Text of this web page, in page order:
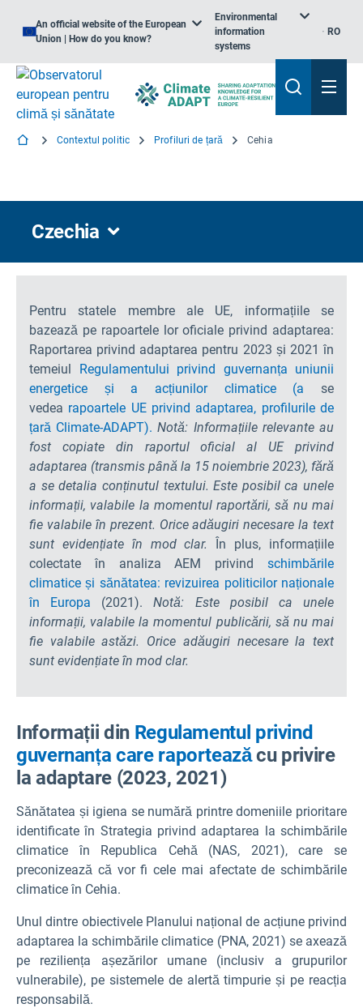
An official website of the European
Union | How do you know?
Environmental
information
systems
RO
Contextul politic Profiluri de țară Cehia
Czechia
Pentru statele membre ale UE, informațiile se
bazează pe rapoartele lor oficiale privind adaptarea:
Raportarea privind adaptarea pentru 2023 și 2021 în
temeiul Regulamentului privind guvernanța uniunii
energetice și a acțiunilor climatice (a
se
vedea rapoartele UE privind adaptarea, profilurile de
țară Climate-ADAPT). Notă: Informațiile relevante au
fost copiate din raportul oficial al UE privind
adaptarea (transmis până la 15 noiembrie 2023), fără
a se detalia conținutul textului. Este posibil ca unele
informații, valabile la momentul raportării, să nu mai
fie valabile în prezent. Orice adăugiri necesare la text
sunt evidențiate în mod clar. În plus, informațiile
colectate în analiza AEM privind schimbările
climatice și sănătatea: revizuirea politicilor naționale
în Europa (2021).Notă: Este posibil ca unele
informații, valabile la momentul publicării, să nu mai
fie valabile astăzi. Orice adăugiri necesare la text
sunt evidențiate în mod clar.
Informații din Regulamentul privind
guvernanța care raporteazăcu privire
la adaptare (2023, 2021)
Sănătatea și igiena se numără printre domeniile prioritare
identificate în Strategia privind adaptarea la schimbările
climatice în Republica Cehă (NAS, 2021), care se
preconizează că vor fi cele mai afectate de schimbările
climatice în Cehia.
Unul dintre obiectivele Planului național de acțiune privind
adaptarea la schimbările climatice (PNA, 2021) se axează
pe reziliența așezărilor umane (inclusiv a grupurilor
vulnerabile), pe sistemele de alertă timpurie și pe reacția
responsabilă.